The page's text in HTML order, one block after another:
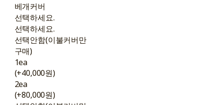
베개커버
선택하세요.
선택하세요.
선택안함(이불커버만
구매)
1ea
(+40,000원)
2ea
(+80,000원)